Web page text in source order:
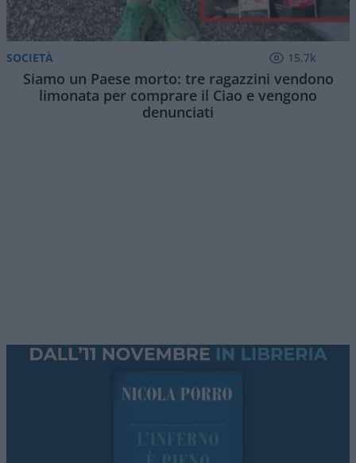
SOCIETÀ 15.7k
Siamo un Paese morto: tre ragazzini vendono
limonata per comprare il Ciao e vengono
denunciati